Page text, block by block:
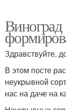
Виноград
Здравствуйте,
В этом посте
неукрывной
нас на даче на